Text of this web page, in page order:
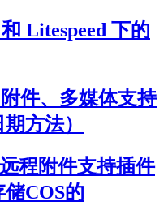
Litespeed 下的
件、多媒体支持
方法）
程附件支持插件
储COS的